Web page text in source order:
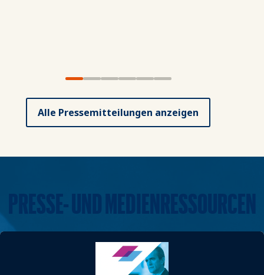
1 2 3 4 5 6
Alle Pressemitteilungen anzeigen
PRESSE- UND MEDIENRESSOURCEN